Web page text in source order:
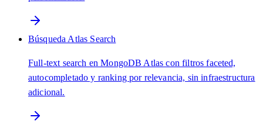
Búsqueda Atlas Search
Full-text search en MongoDB Atlas con filtros faceted,
autocompletado y ranking por relevancia, sin infraestructura
adicional.